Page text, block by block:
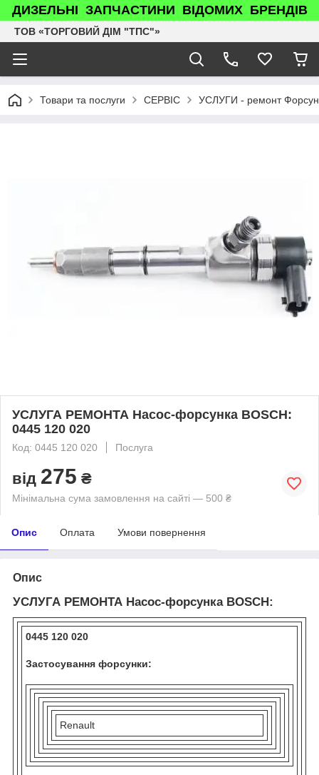
ДИЗЕЛЬНІ ЗАПЧАСТИНИ ВІДОМИХ БРЕНДІВ
ТОВ «ТОРГОВИЙ ДІМ "ТПС"»
Товари та послуги СЕРВІС УСЛУГИ - ремонт
УСЛУГА РЕМОНТА Насос-форсунка BOSCH:
0445 120 020
Код: 0445 120 020 Послуга
від 275 ₴
Мінімальна сума замовлення на сайті — 500 ₴
Опис Оплата Умови повернення
Опис
УСЛУГА РЕМОНТА Насос-форсунка BOSCH:
0445 120 020
Застосування форсунки:
Renault